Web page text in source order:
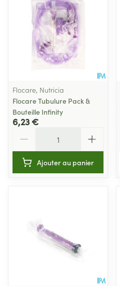
Flocare, Nutricia
Flocare Tubulure Pack &
Bouteille Infinity
6,23 €
Ajouter au panier